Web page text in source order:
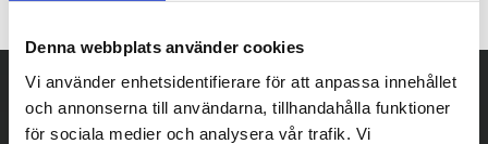
Denna webbplats använder cookies
Vi använder enhetsidentifierare för att anpassa innehållet
och annonserna till användarna, tillhandahålla funktioner
för sociala medier och analysera vår trafik. Vi